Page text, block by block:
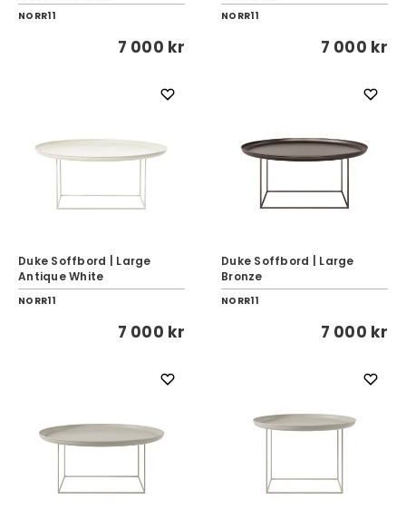
NORR11
7 000 kr
NORR11
7 000 kr
Duke Soffbord | Large
Antique White
NORR11
7 000 kr
Duke Soffbord | Large
Bronze
NORR11
7 000 kr